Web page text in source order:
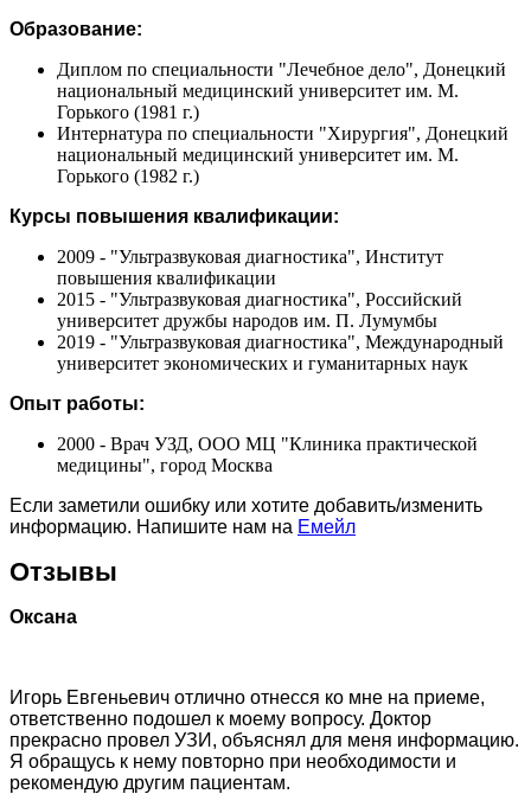
Образование:
Диплом по специальности "Лечебное дело", Донецкий
национальный медицинский университет им. М.
Горького (1981 г.)
Интернатура по специальности "Хирургия", Донецкий
национальный медицинский университет им. М.
Горького (1982 г.)
Курсы повышения квалификации:
2009 - "Ультразвуковая диагностика", Институт
повышения квалификации
2015 - "Ультразвуковая диагностика", Российский
университет дружбы народов им. П. Лумумбы
2019 - "Ультразвуковая диагностика", Международный
университет экономических и гуманитарных наук
Опыт работы:
2000 - Врач УЗД, ООО МЦ "Клиника практической
медицины", город Москва
Если заметили ошибку или хотите добавить/изменить
информацию. Напишите нам на Емейл
Отзывы
Оксана
Игорь Евгеньевич отлично отнесся ко мне на приеме,
ответственно подошел к моему вопросу. Доктор
прекрасно провел УЗИ, объяснял для меня информацию.
Я обращусь к нему повторно при необходимости и
рекомендую другим пациентам.